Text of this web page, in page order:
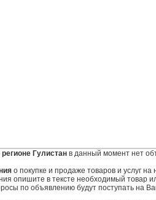
Гулистанв данный момент нет
о покупке и продаже товаров и услуг
опишите в тексте необходимый товар
по объявлению будут поступать на